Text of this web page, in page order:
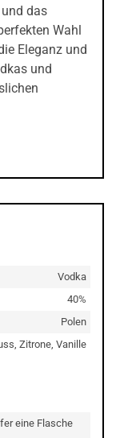
das
Wahl
Eleganz und
und
Vodka
40%
Polen
Zitrone, Vanille
eine Flasche